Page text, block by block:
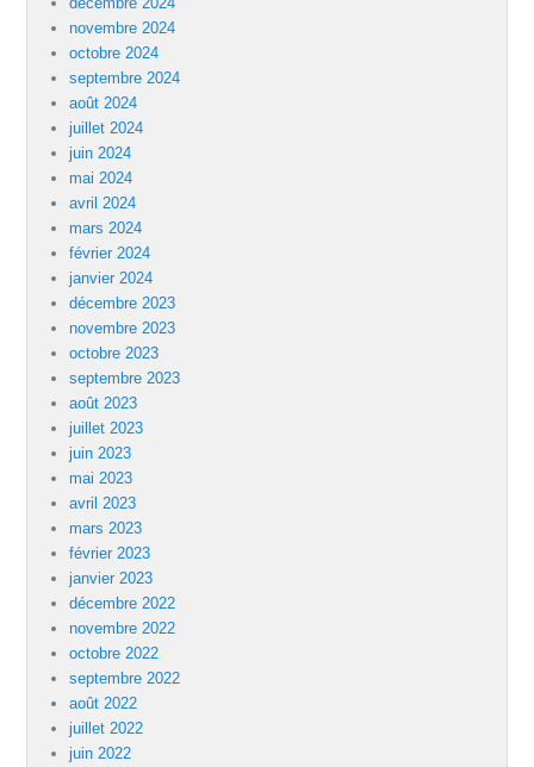
novembre 2024
octobre 2024
septembre 2024
août 2024
juillet 2024
juin 2024
mai 2024
avril 2024
mars 2024
février 2024
janvier 2024
décembre 2023
novembre 2023
octobre 2023
septembre 2023
août 2023
juillet 2023
juin 2023
mai 2023
avril 2023
mars 2023
février 2023
janvier 2023
décembre 2022
novembre 2022
octobre 2022
septembre 2022
août 2022
juillet 2022
juin 2022